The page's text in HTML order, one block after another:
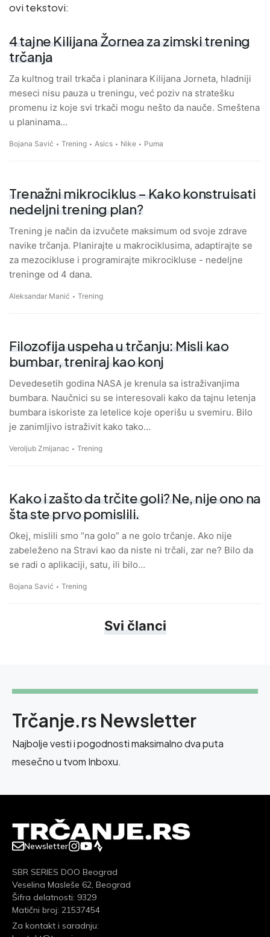
ovi tekstovi:
4 tajne Kilijana Žornea za zimski trening
trčanja
Za kultnog trail trkača i planinara Kilijana Jorneta, hladniji
meseci nisu pauza u treningu, već poziv na stratešku
promenu iz koje svi trkači mogu nešto da nauče. Smeštena
u planinama…
Bojana Savić Trening Asics Nike Puma
Trenažni mikrociklus – Kako konstruisati
nedeljni trening plan?
Trening je način da izvučete maksimum od svoje zdrave
navike trčanja. Planirajte u makrociklusima, adaptirajte se
za mezocikluse i programirajte mikrocikluse - nedeljne
treninge od 4 dana.
Aleksandar Manić Trening
Filozofija uspeha u trčanju: Misli kao
bumbar, treniraj kao konj
Devedesetih godina NASA je krenula sa istraživanjima
bumbara. Naučnici su se interesovali kako da tajnu letenja
bumbara iskoriste za letelice koje operišu u svemiru. Bilo
je zanimljivo istraživit kako tako…
Veroljub Zmijanac Trening
Kako i zašto da trčite goli? Ne, nije ono na
šta ste prvo pomislili.
Okej, mislili smo “na golo” a ne golo trčanje. Ako nije
zabeleženo na Stravi kao da niste ni trčali, zar ne? Bilo da
se radi o aplikaciji, satu, ili bilo…
Bojana Savić Trening
Svi članci
Trčanje.rs Newsletter
Najbolje vesti i pogodnosti maksimalno dva puta
mesečno u tvom Inboxu.
Newsletter
SBR SERIES DOO Beograd
Veselina Masleše 62, Beograd
Šifra delatnosti: 9329
Matični broj: 21537454
Za kontakt i saradnju: